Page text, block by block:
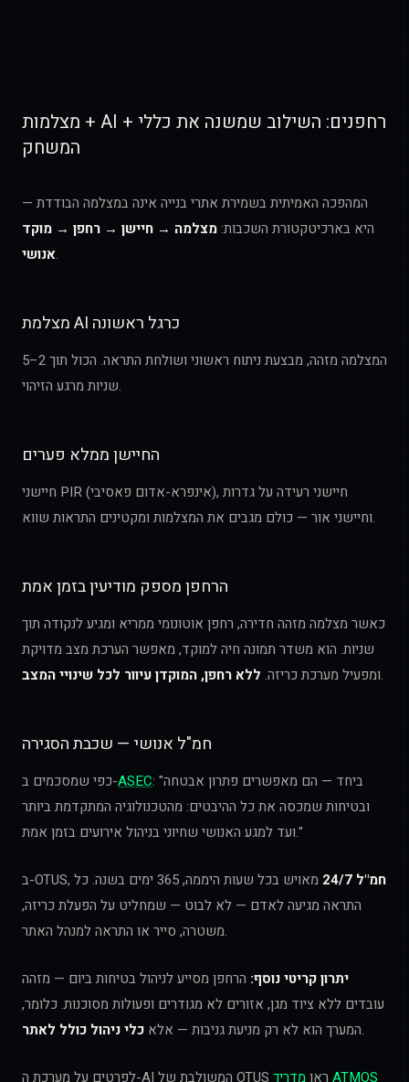
מצלמות + AI + רחפנים: השילוב שמשנה את כללי
המשחק
המהפכה האמיתית בשמירת אתרי בנייה אינה במצלמה הבודדת —
היא בארכיטקטורת השכבות:מצלמה → חיישן → רחפן → מוקד
אנושי.
מצלמת AI כרגל ראשונה
המצלמה מזהה, מבצעת ניתוח ראשוני ושולחת התראה. הכול תוך 2–5
שניות מרגע הזיהוי.
החיישן ממלא פערים
חיישני PIR (אינפרא-אדום פאסיבי), חיישני רעידה על גדרות
וחיישני אור — כולם מגבים את המצלמות ומקטינים התראות שווא.
הרחפן מספק מודיעין בזמן אמת
כאשר מצלמה מזהה חדירה, רחפן אוטונומי ממריא ומגיע לנקודה תוך
שניות. הוא משדר תמונה חיה למוקד, מאפשר הערכת מצב מדויקת
ומפעיל מערכת כריזה. ללא רחפן, המוקדן עיוור לכל שינויי המצב .
חמ"ל אנושי — שכבת הסגירה
כפי שמסכמים ב-ASEC: "ביחד — הם מאפשרים פתרון אבטחה
ובטיחות שמכסה את כל ההיבטים: מהטכנולוגיה המתקדמת ביותר
ועד למגע האנושי שחיוני בניהול אירועים בזמן אמת."
ב-OTUS, חמ"ל 24/7
מאויש בכל שעות היממה, 365 ימים בשנה. כל
התראה מגיעה לאדם — לא לבוט — שמחליט על הפעלת כריזה,
משטרה, סייר או התראה למנהל האתר.
יתרון קריטי נוסף: הרחפן מסייע לניהול בטיחות ביום — מזהה
עובדים ללא ציוד מגן, אזורים לא מגודרים ופעולות מסוכנות. כלומר,
המערך הוא לא רק מניעת גניבות — אלא כלי ניהול כולל לאתר .
לפרטים על מערכת ה-AI המשולבת של OTUS ראו מדריך ATMOS